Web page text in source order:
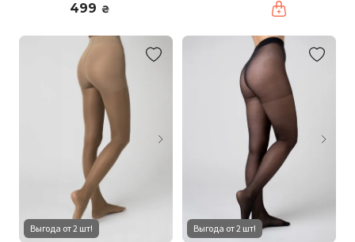
499 ₴
Выгода от 2 шт! Выгода от 2 шт!